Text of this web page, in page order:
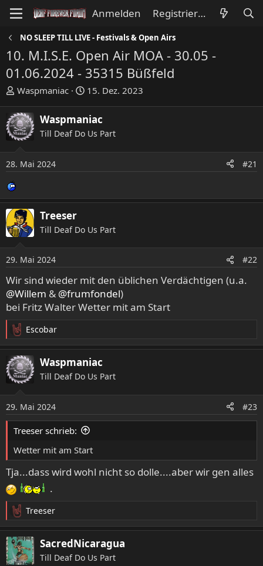
Anmelden Registrieren
NO SLEEP TILL LIVE - Festivals & Open Airs
10. M.I.S.E. Open Air MOA - 30.05 -
01.06.2024 - 35315 Büßfeld
E
s
t
e
l
Waspmaniac
E
s
t
e
l
m
15. Dez. 2023
Waspmaniac
Till Deaf Do Us Part
28. Mai 2024 #21
Treeser
Till Deaf Do Us Part
29. Mai 2024 #22
Wir sind wieder mit den üblichen Verdächtigen (u.a.
@Willem & @frumfondel)
bei Fritz Walter Wetter mit am Start
R
e
a
k
t
n
e
Escobar
Waspmaniac
Till Deaf Do Us Part
29. Mai 2024 #23
Treeser schrieb:
Wetter mit am Start
Tja...dass wird wohl nicht so dolle....aber wir gen alles
.
R
e
a
k
t
Treeser
SacredNicaragua
Till Deaf Do Us Part